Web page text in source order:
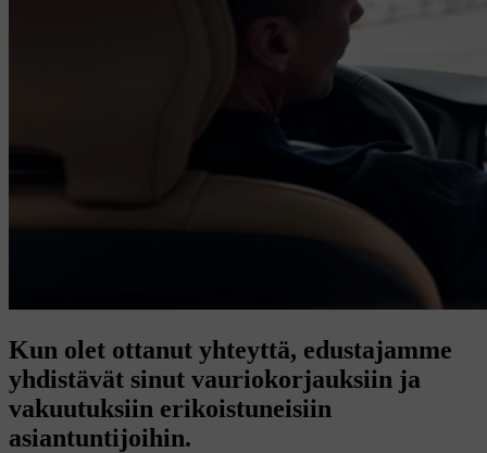
Kun olet ottanut yhteyttä, edustajamme
yhdistävät sinut vauriokorjauksiin ja
vakuutuksiin erikoistuneisiin
asiantuntijoihin.